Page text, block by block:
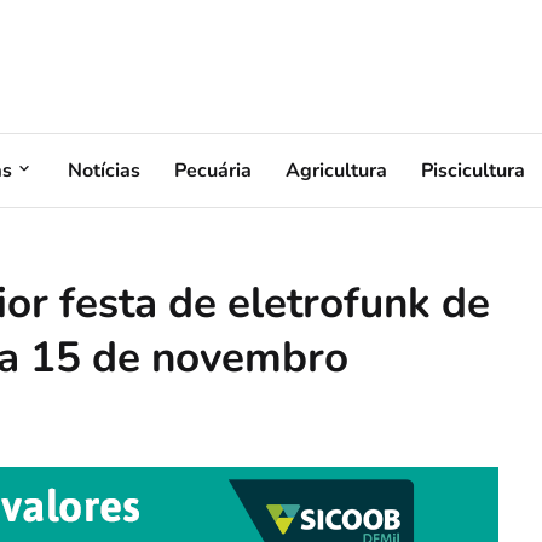
Notícias Pecuária Agricultura Piscicultura
festa de eletrofunk de
15 de novembro